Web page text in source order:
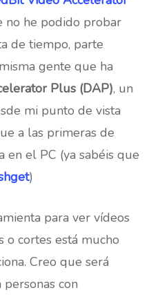
no he podido probar
de tiempo, parte
gente que ha
Plus (DAP), un
mi punto de vista
a las primeras de
en el PC (ya sabéis que
)
para ver vídeos
o cortes está mucho
Creo que será
con